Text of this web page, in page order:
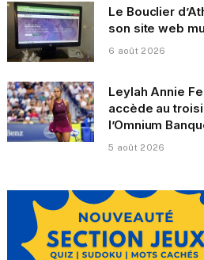
Le Bouclier
son site web
6 août 2026
Leylah Annie
accède au
l’Omnium
5 août 2026